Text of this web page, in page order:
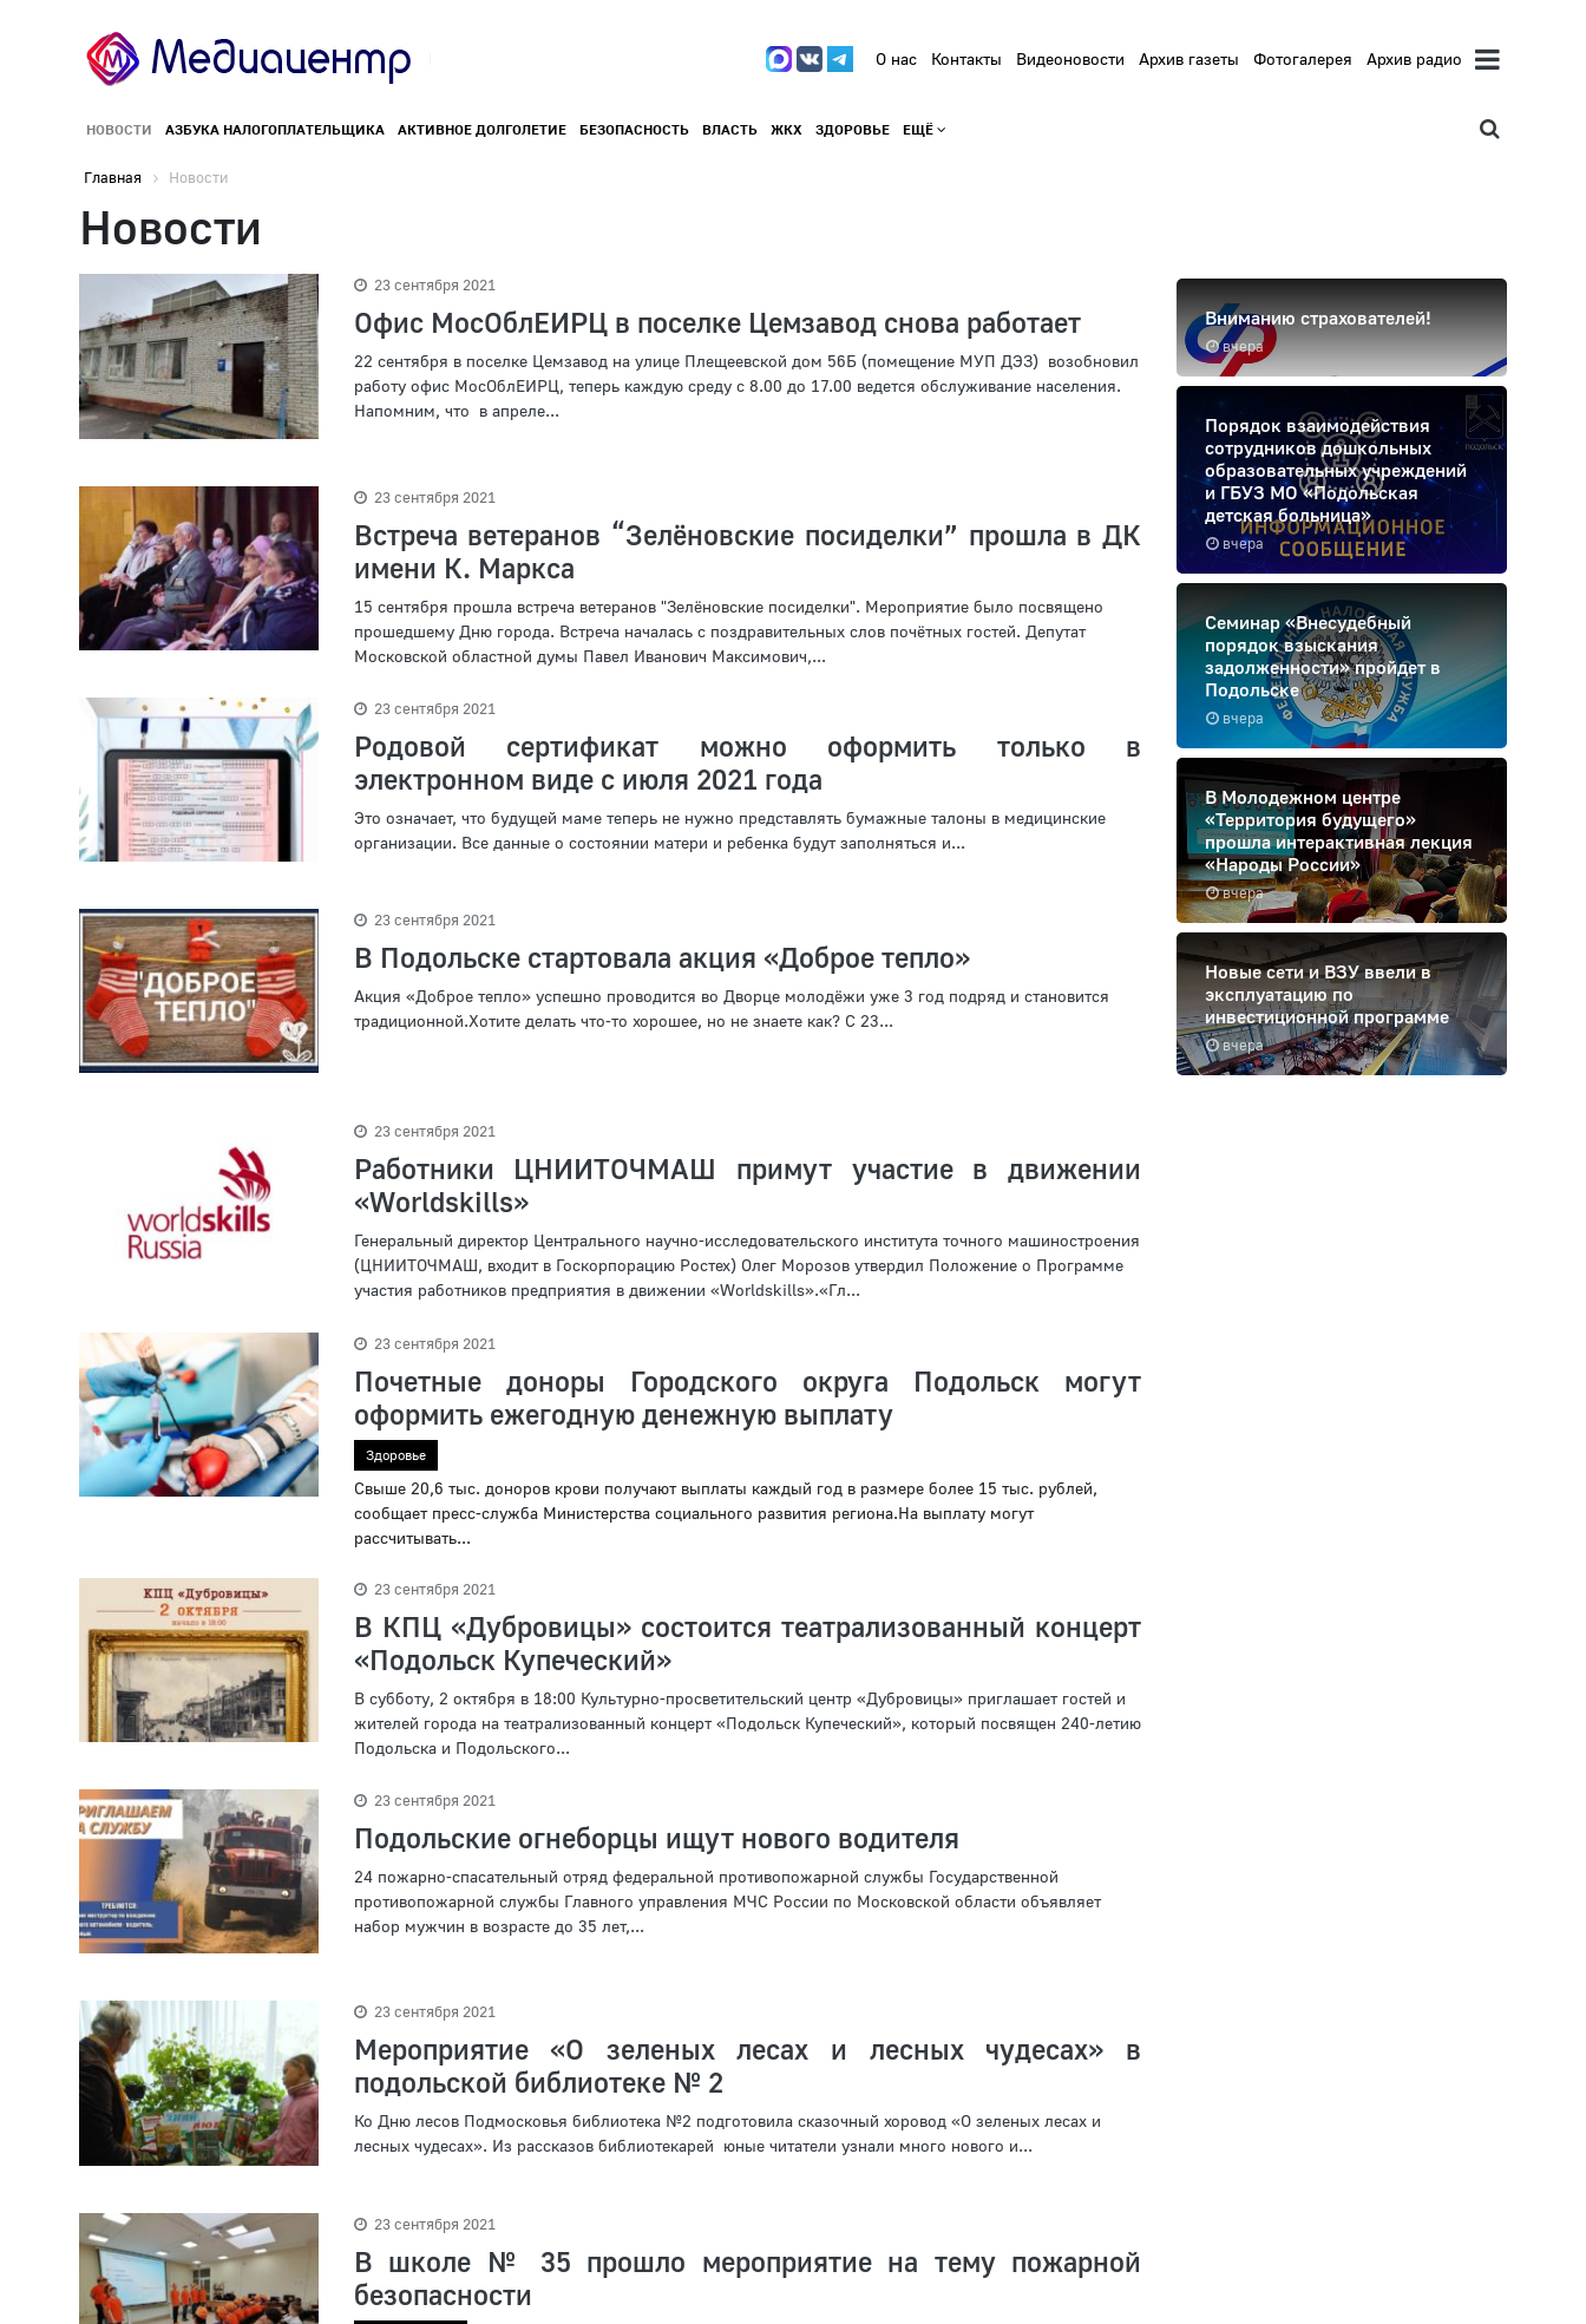
О нас Контакты Видеоновости Архив газеты Фотогалерея Архив радио
НОВОСТИ АЗБУКА НАЛОГОПЛАТЕЛЬЩИКА АКТИВНОЕ ДОЛГОЛЕТИЕ БЕЗОПАСНОСТЬ ВЛАСТЬ ЖКХ ЗДОРОВЬЕ ЕЩЁ
Главная Новости
Новости
23 сентября 2021
Офис МосОблЕИРЦ в поселке Цемзавод снова работает
22 сентября в поселке Цемзавод на улице Плещеевской дом 56Б (помещение МУП ДЭЗ) возобновил
работу офис МосОблЕИРЦ, теперь каждую среду с 8.00 до 17.00 ведется обслуживание населения.
Напомним, что в апреле...
23 сентября 2021
Встреча ветеранов “Зелёновские посиделки” прошла в ДК
имени К. Маркса
15 сентября прошла встреча ветеранов "Зелёновские посиделки". Мероприятие было посвящено
прошедшему Дню города. Встреча началась с поздравительных слов почётных гостей. Депутат
Московской областной думы Павел Иванович Максимович,...
23 сентября 2021
Родовой сертификат можно оформить только в
электронном виде с июля 2021 года
Это означает, что будущей маме теперь не нужно представлять бумажные талоны в медицинские
организации. Все данные о состоянии матери и ребенка будут заполняться и...
23 сентября 2021
В Подольске стартовала акция «Доброе тепло»
Акция «Доброе тепло» успешно проводится во Дворце молодёжи уже 3 год подряд и становится
традиционной.Хотите делать что-то хорошее, но не знаете как? С 23...
23 сентября 2021
Работники ЦНИИТОЧМАШ примут участие в движении
«Worldskills»
Генеральный директор Центрального научно-исследовательского института точного машиностроения
(ЦНИИТОЧМАШ, входит в Госкорпорацию Ростех) Олег Морозов утвердил Положение о Программе
участия работников предприятия в движении «Worldskills».«Гл...
23 сентября 2021
Почетные доноры Городского округа Подольск могут
оформить ежегодную денежную выплату
Здоровье
Свыше 20,6 тыс. доноров крови получают выплаты каждый год в размере более 15 тыс. рублей,
сообщает пресс-служба Министерства социального развития региона.На выплату могут
рассчитывать...
23 сентября 2021
В КПЦ «Дубровицы» состоится театрализованный концерт
«Подольск Купеческий»
В субботу, 2 октября в 18:00 Культурно-просветительский центр «Дубровицы» приглашает гостей и
жителей города на театрализованный концерт «Подольск Купеческий», который посвящен 240-летию
Подольска и Подольского...
23 сентября 2021
Подольские огнеборцы ищут нового водителя
24 пожарно-спасательный отряд федеральной противопожарной службы Государственной
противопожарной службы Главного управления МЧС России по Московской области объявляет
набор мужчин в возрасте до 35 лет,...
23 сентября 2021
Мероприятие «О зеленых лесах и лесных чудесах» в
подольской библиотеке № 2
Ко Дню лесов Подмосковья библиотека №2 подготовила сказочный хоровод «О зеленых лесах и
лесных чудесах». Из рассказов библиотекарей юные читатели узнали много нового и...
23 сентября 2021
В школе № 35 прошло мероприятие на тему пожарной
безопасности
вчера
Вниманию страхователей!
вчера
Порядок взаимодействия
сотрудников дошкольных
образовательных учреждений
и ГБУЗ МО «Подольская
детская больница»
вчера
Семинар «Внесудебный
порядок взыскания
задолженности» пройдет в
Подольске
вчера
В Молодежном центре
«Территория будущего»
прошла интерактивная лекция
«Народы России»
вчера
Новые сети и ВЗУ ввели в
эксплуатацию по
инвестиционной программе